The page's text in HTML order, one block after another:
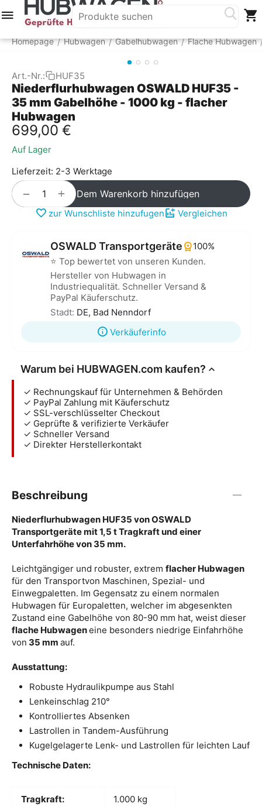
Homepage / Hubwagen / Gabelhubwagen / Flache Hubwagen
Art.-Nr.: HUF35
Niederflurhubwagen OSWALD HUF35 -
35 mm Gabelhöhe - 1000 kg - flacher
Hubwagen
699,00 €
Auf Lager
Lieferzeit: 2-3 Werktage
+
− Dem Warenkorb hinzufügen
zur Wunschliste hinzufugen Vergleichen
OSWALD Transportgeräte
100%
⭐ Top bewertet von unseren Kunden.
Hersteller von Hubwagen in
Industriequalität. Schneller Versand &
PayPal Käuferschutz.
Stadt: DE, Bad Nenndorf
Verkäuferinfo
Warum bei HUBWAGEN.com kaufen?
✓ Rechnungskauf für Unternehmen & Behörden
✓ PayPal Zahlung mit Käuferschutz
✓ SSL-verschlüsselter Checkout
✓ Geprüfte & verifizierte Verkäufer
✓ Schneller Versand
✓ Direkter Herstellerkontakt
Beschreibung
Niederflurhubwagen HUF35 von OSWALD
Transportgeräte mit 1,5 t Tragkraft und einer
Unterfahrhöhe von 35 mm.
Leichtgängiger und robuster, extrem flacher Hubwagen
für den Transportvon Maschinen, Spezial- und
Einwegpaletten. Im Gegensatz zu einem normalen
Hubwagen für Europaletten, welcher im abgesenkten
Zustand eine Gabelhöhe von 80-90 mm hat, weist dieser
flache Hubwageneine besonders niedrige Einfahrhöhe
von 35 mm auf.
Ausstattung:
Robuste Hydraulikpumpe aus Stahl
Lenkeinschlag 210°
Kontrolliertes Absenken
Lastrollen in Tandem-Ausführung
Kugelgelagerte Lenk- und Lastrollen für leichten Lauf
Technische Daten:
Tragkraft: 1.000 kg
Menü